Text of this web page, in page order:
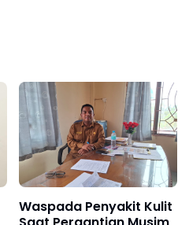
Waspada Penyakit Kulit